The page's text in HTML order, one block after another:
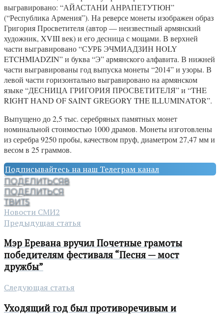
выгравировано: “АЙАСТАНИ АНРАПЕТУТЮН”
(“Республика Армения”). На реверсе монеты изображен образ
Григория Просветителя (автор — неизвестный армянский
художник, XVIII век) и его десница с мощами. В верхней
части выгравировано “СУРБ ЭЧМИАДЗИН HOLY
ETCHMIADZIN” и буква “Э” армянского алфавита. В нижней
части выгравированы год выпуска монеты “2014” и узоры. В
левой части горизонтально выгравировано на армянском
языке “ДЕСНИЦА ГРИГОРИЯ ПРОСВЕТИТЕЛЯ” и “THE
RIGHT HAND OF SAINT GREGORY THE ILLUMINATOR”.
Выпущено до 2,5 тыс. серебряных памятных монет
номинальной стоимостью 1000 драмов. Монеты изготовлены
из серебра 9250 пробы, качеством пруф, диаметром 27,47 мм и
весом в 25 граммов.
Подписывайтесь на наш Телеграм канал
ПОДЕЛИТЬСЯ8
ПОДЕЛИТЬСЯ
ТВИТ5
Новости СМИ2
Предыдущая статья
Мэр Еревана вручил Почетные грамоты
победителям фестиваля “Песня — мост
дружбы”
Следующая статья
Уходящий год был противоречивым и